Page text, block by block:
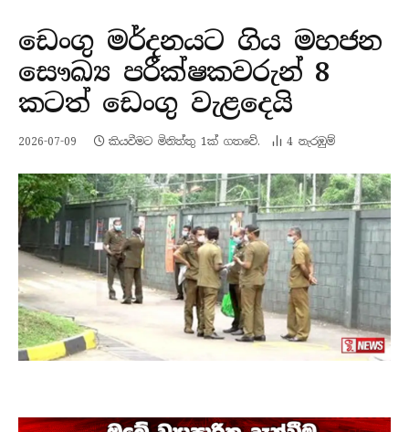
ඩෙංගු මර්දනයට ගිය මහජන
සෞඛ්‍ය පරීක්ෂකවරුන් 8
කටත් ඩෙංගු වැළදෙයි
2026-07-09 කියවීමට මිනිත්තු 1ක් ගතවේ. 4 නැරඹු​ම්